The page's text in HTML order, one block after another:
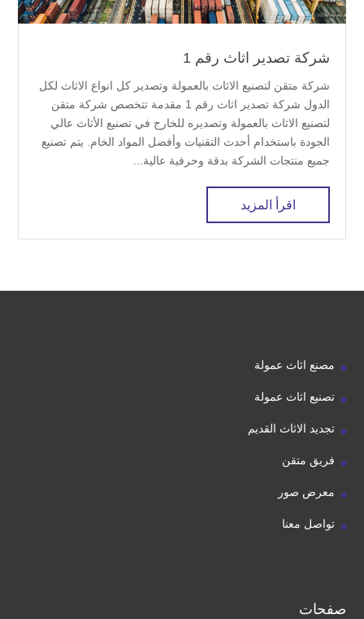
شركة تصدير اثاث رقم 1
شركة متقن لتصنيع الاثاث بالعمولة وتصدير كل انواع الاثاث لكل
الدول شركة تصدير اثاث رقم 1 مقدمة تتخصص شركة متقن
لتصنيع الاثاث بالعمولة وتصديره للخارج في تصنيع الأثاث عالي
الجودة باستخدام أحدث التقنيات وأفضل المواد الخام. يتم تصنيع
جميع منتجات الشركة بدقة وحرفية عالية...
اقرأ المزيد
مصنع اثاث عمولة
تصنيع اثاث عمولة
تجديد الاثاث القديم
فريق متقن
معرض صور
تواصل معنا
صفحات